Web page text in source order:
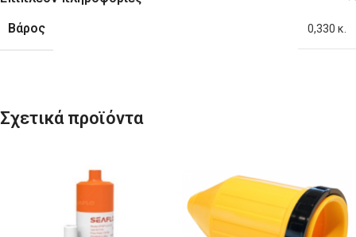
Βάρος
0,330 κ.
Σχετικά προϊόντα